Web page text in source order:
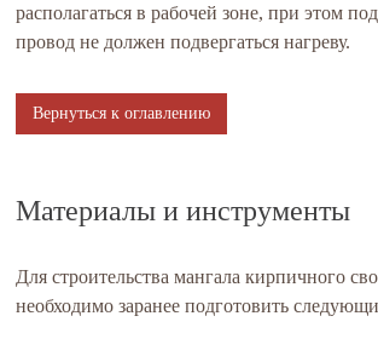
располагаться в рабочей зоне, при этом
провод не должен подвергаться нагреву.
Вернуться к оглавлению
Материалы и инструменты
Для строительства мангала кирпичного
необходимо заранее подготовить